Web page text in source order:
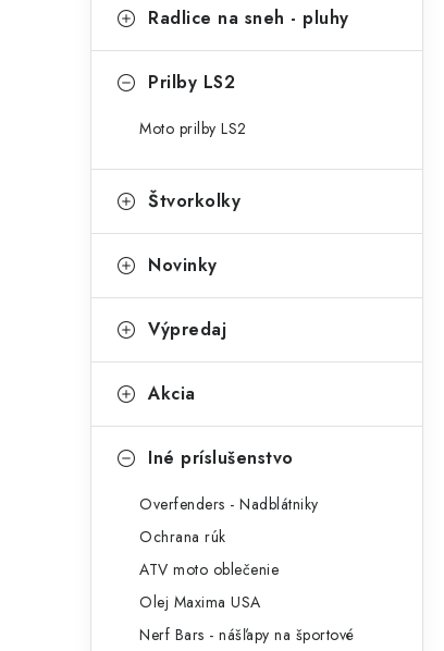
Radlice na sneh - pluhy
Prilby LS2
Moto prilby LS2
Štvorkolky
Novinky
Výpredaj
Akcia
Iné príslušenstvo
Overfenders - Nadblátniky
Ochrana rúk
ATV moto oblečenie
Olej Maxima USA
Nerf Bars - nášľapy na športové